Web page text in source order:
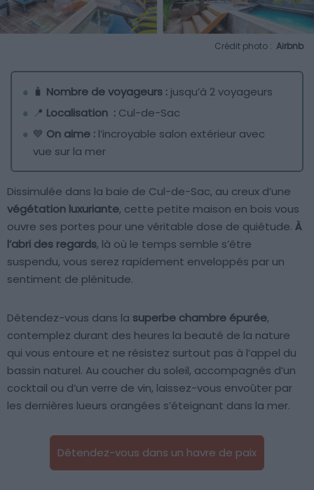
Crédit photo : Airbnb
🧳 Nombre de voyageurs : jusqu’à 2 voyageurs
📍 Localisation : Cul-de-Sac
💙 On aime : l’incroyable salon extérieur avec
vue sur la mer
Dissimulée dans la baie de Cul-de-Sac, au creux d’une
végétation luxuriante, cette petite maison en bois vous
ouvre ses portes pour une véritable dose de quiétude. À
l’abri des regards, là où le temps semble s’être
suspendu, vous serez rapidement enveloppés par un
sentiment de plénitude.
Détendez-vous dans la superbe chambre épurée,
contemplez durant des heures la beauté de la nature
qui vous entoure et ne résistez surtout pas à l’appel du
bassin naturel. Au coucher du soleil, accompagnés d’un
cocktail ou d’un verre de vin, laissez-vous envoûter par
les dernières lueurs orangées s’éteignant dans la mer.
Détendez-vous dans un havre de paix